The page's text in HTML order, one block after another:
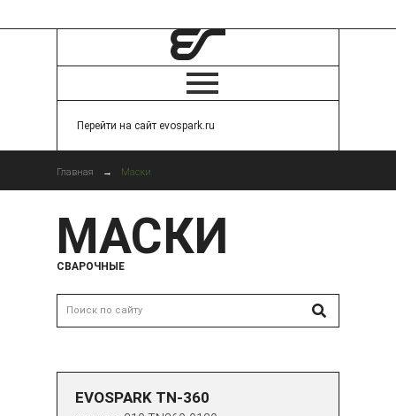
Перейти на сайт evospark.ru
Главная → Маски
МАСКИ
СВАРОЧНЫЕ
EVOSPARK TN-360